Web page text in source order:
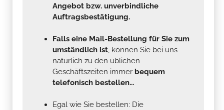
Angebot bzw. unverbindliche
Auftragsbestätigung.
Falls eine Mail-Bestellung für Sie zum
umständlich ist, können Sie bei uns
natürlich zu den üblichen
Geschäftszeiten immer bequem
telefonisch bestellen...
Egal wie Sie bestellen: Die